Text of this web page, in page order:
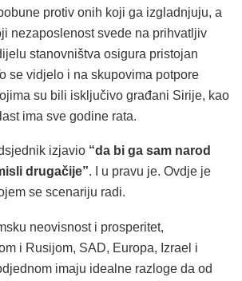
protiv onih koji ga izgladnjuju, a
nezaposlenost svede na prihvatljiv
stanovništva osigura pristojan
se vidjelo i na skupovima potpore
su bili isključivo građani Sirije, kao
ima sve godine rata.
izjavio “da bi ga sam narod
drugačije”. I u pravu je. Ovdje je
se scenariju radi.
neovisnost i prosperitet,
i Rusijom, SAD, Europa, Izrael i
imaju idealne razloge da od